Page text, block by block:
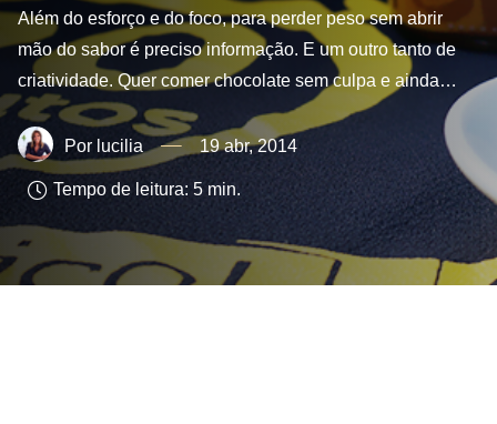
Além do esforço e do foco, para perder peso sem abrir
mão do sabor é preciso informação. E um outro tanto de
criatividade. Quer comer chocolate sem culpa e ainda…
lucilia 19 abr, 2014
Tempo de leitura: 5 min.